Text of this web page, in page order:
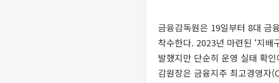
금융감독원은 19일부터 8대 금
착수한다. 2023년 마련된 ‘지배
발했지만 단순히 운영 실태 확
감원장은 금융지주 최고경영자